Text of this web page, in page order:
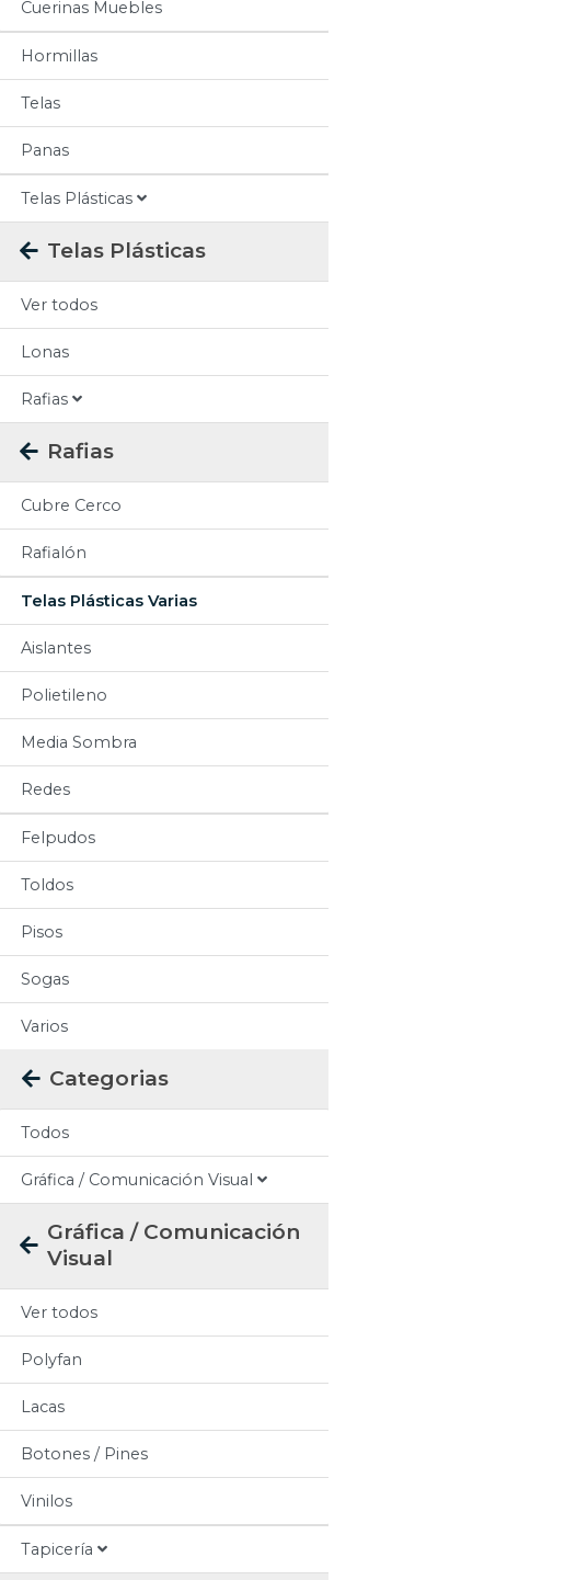
Cuerinas Muebles
Hormillas
Telas
Panas
Telas Plásticas
Telas Plásticas
Ver todos
Lonas
Rafias
Rafias
Cubre Cerco
Rafialón
Telas Plásticas Varias
Aislantes
Polietileno
Media Sombra
Redes
Felpudos
Toldos
Pisos
Sogas
Varios
Categorias
Todos
Gráfica / Comunicación Visual
Gráfica / Comunicación
Visual
Ver todos
Polyfan
Lacas
Botones / Pines
Vinilos
Tapicería